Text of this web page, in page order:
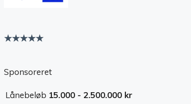
★★★★★
Sponsoreret
Lånebeløb 15.000 - 2.500.000 kr